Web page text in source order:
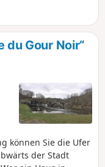
du Gour Noir“
können Sie die Ufer
der Stadt